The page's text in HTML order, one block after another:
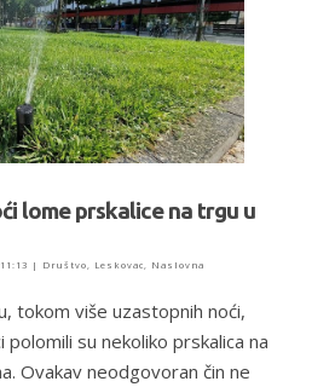
lome prskalice na trgu u
| Društvo Leskovac Naslovna
tokom više uzastopnih noći,
su nekoliko prskalica na
Ovakav neodgovoran čin ne